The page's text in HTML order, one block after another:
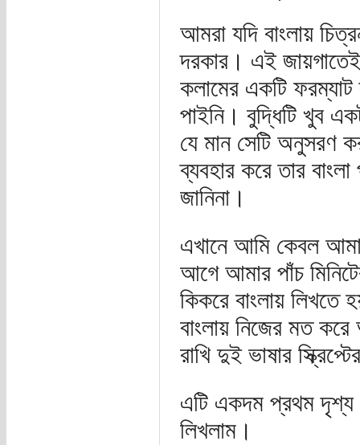
আমরা যদি বাংলায়
দরকার। এই
কলামের একটি
পাইনি। বুদ্ধিটি খুব
যে মান সেটি অনুসরণ
ব্যবহার করে তার
জানিনা।
এখানে আমি কেবল
আগে আমার পাঁচ
কিকরে বাংলায়
বাংলায় নিজের মত
রাখি দুই ভাষার
এটি একদম প্রথম
লিখলাম।